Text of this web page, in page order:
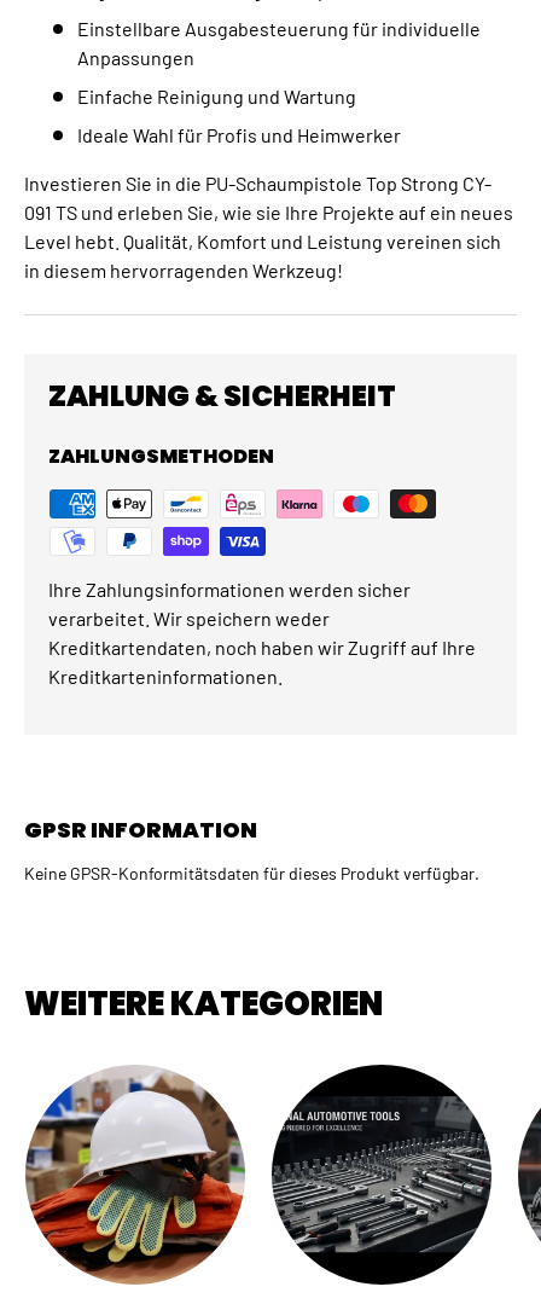
Einstellbare Ausgabesteuerung für individuelle
Anpassungen
Einfache Reinigung und Wartung
Ideale Wahl für Profis und Heimwerker
Investieren Sie in die PU-Schaumpistole Top Strong CY-
091 TS und erleben Sie, wie sie Ihre Projekte auf ein neues
Level hebt. Qualität, Komfort und Leistung vereinen sich
in diesem hervorragenden Werkzeug!
ZAHLUNG & SICHERHEIT
ZAHLUNGSMETHODEN
Ihre Zahlungsinformationen werden sicher
verarbeitet. Wir speichern weder
Kreditkartendaten, noch haben wir Zugriff auf Ihre
Kreditkarteninformationen.
GPSR INFORMATION
Keine GPSR-Konformitätsdaten für dieses Produkt verfügbar.
WEITERE KATEGORIEN